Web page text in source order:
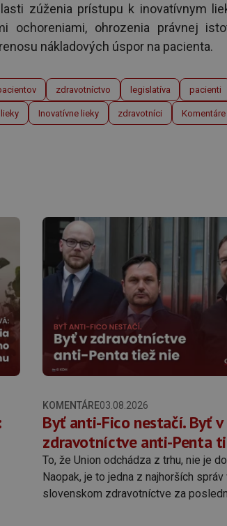
zúženia prístupu k inovatívnym
ochoreniami, ohrozenia právnej
nákladových úspor na pacienta.
zdravotníctvo legislatíva pacienti
lieky Inovatívne lieky zdravotníci Komentáre
KOMENTÁRE03.08.2026
Byť anti-Fico nestačí. Byť v
zdravotníctve anti-Penta
To, že Union odchádza z trhu, nie je
Naopak, je to jedna z najhorších správ
slovenskom zdravotníctve za